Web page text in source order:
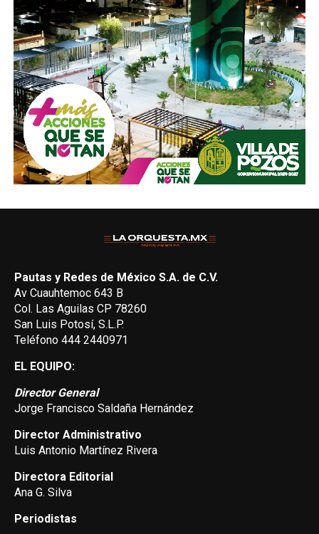
Pautas y Redes de México S.A. de C.V.
Av Cuauhtemoc 643 B
Col. Las Aguilas CP 78260
San Luis Potosí, S.L.P.
Teléfono 444 2440971
EL EQUIPO:
Director General
Jorge Francisco Saldaña Hernández
Director Administrativo
Luis Antonio Martínez Rivera
Directora Editorial
Ana G. Silva
Periodistas